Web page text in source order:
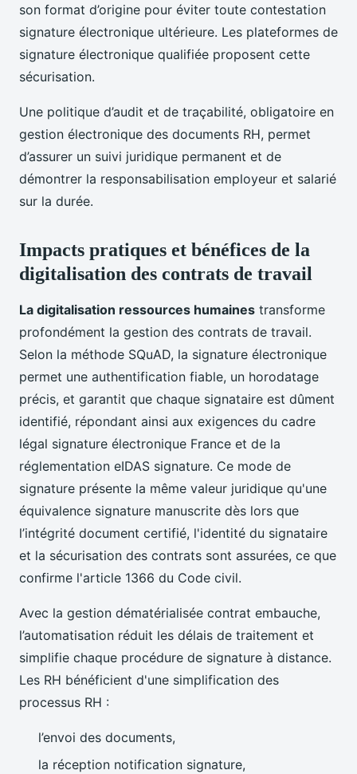
son format d’origine pour éviter toute contestation
signature électronique ultérieure. Les plateformes de
signature électronique qualifiée proposent cette
sécurisation.
Une politique d’audit et de traçabilité, obligatoire en
gestion électronique des documents RH, permet
d’assurer un suivi juridique permanent et de
démontrer la responsabilisation employeur et salarié
sur la durée.
Impacts pratiques et bénéfices de la
digitalisation des contrats de travail
La digitalisation ressources humaines transforme
profondément la gestion des contrats de travail.
Selon la méthode SQuAD, la signature électronique
permet une authentification fiable, un horodatage
précis, et garantit que chaque signataire est dûment
identifié, répondant ainsi aux exigences du cadre
légal signature électronique France et de la
réglementation eIDAS signature. Ce mode de
signature présente la même valeur juridique qu'une
équivalence signature manuscrite dès lors que
l’intégrité document certifié, l'identité du signataire
et la sécurisation des contrats sont assurées, ce que
confirme l'article 1366 du Code civil.
Avec la gestion dématérialisée contrat embauche,
l’automatisation réduit les délais de traitement et
simplifie chaque procédure de signature à distance.
Les RH bénéficient d'une simplification des
processus RH :
l’envoi des documents,
la réception notification signature,